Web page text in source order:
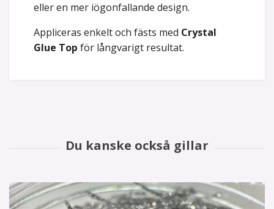
eller en mer iögonfallande design.
Appliceras enkelt och fästs med Crystal
Glue Top för långvarigt resultat.